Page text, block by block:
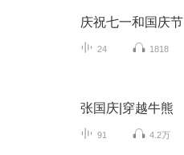
庆祝七一和国庆节
24 1818
张国庆|穿越牛熊
91 4.2万